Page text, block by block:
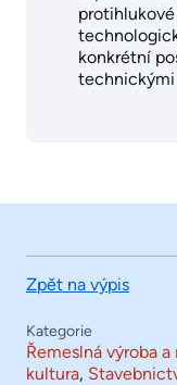
konkrétní
Zpět na výpis
Kategorie
Řemeslná výroba
kultura,